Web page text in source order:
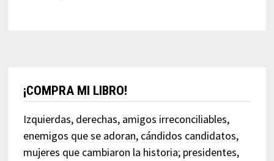
¡COMPRA MI LIBRO!
Izquierdas, derechas, amigos irreconciliables,
enemigos que se adoran, cándidos candidatos,
mujeres que cambiaron la historia; presidentes,